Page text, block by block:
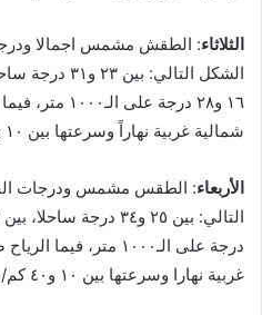
الثلاثاء: الطقش مشمس اجمالا
١٦ و٢٨ درجة
شمالية غربية نهاراً وسرعتها بين ١٠ و٤٠ كم/س.
الأربعاء: الطقس مشمس ودرجات
درجة على الـ١٠٠٠ متر،
غربية نهارا وسرعتها بين ١٠ و٤٠ كم/س.